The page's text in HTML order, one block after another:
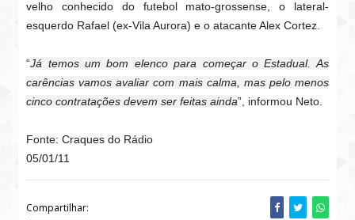
velho conhecido do futebol mato-grossense, o lateral-
esquerdo Rafael (ex-Vila Aurora) e o atacante Alex Cortez.
“Já temos um bom elenco para começar o Estadual. As
carências vamos avaliar com mais calma, mas pelo menos
cinco contratações devem ser feitas ainda”, informou Neto.
Fonte: Craques do Rádio
05/01/11
Compartilhar: